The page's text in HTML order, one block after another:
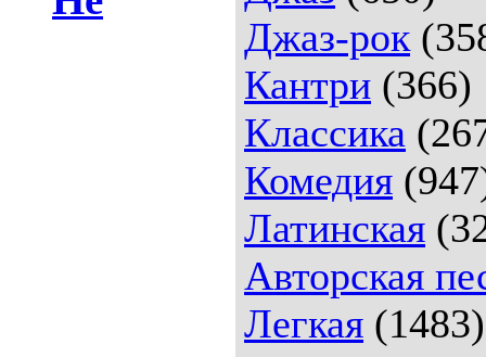
Джаз-рок
Кантри (366)
Классика
Комедия
Латинская
Авторская
Легкая (1483)